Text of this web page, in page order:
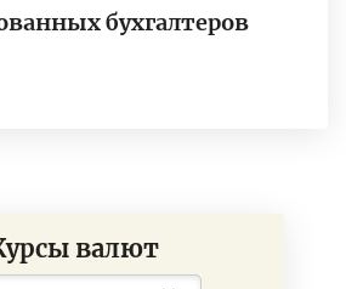
бухгалтеров
валют